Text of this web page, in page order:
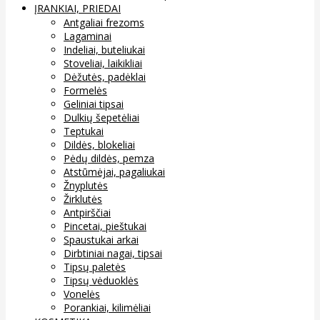
ĮRANKIAI, PRIEDAI
Antgaliai frezoms
Lagaminai
Indeliai, buteliukai
Stoveliai, laikikliai
Dėžutės, padėklai
Formelės
Geliniai tipsai
Dulkių šepetėliai
Teptukai
Dildės, blokeliai
Pėdų dildės, pemza
Atstūmėjai, pagaliukai
Žnyplutės
Žirklutės
Antpirščiai
Pincetai, pieštukai
Spaustukai arkai
Dirbtiniai nagai, tipsai
Tipsų paletės
Tipsų vėduoklės
Vonelės
Porankiai, kilimėliai